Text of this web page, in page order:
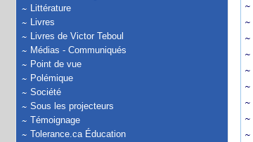
Littérature
Livres
Livres de Victor Teboul
Médias - Communiqués
Point de vue
Polémique
Société
Sous les projecteurs
Témoignage
Tolerance.ca Éducation